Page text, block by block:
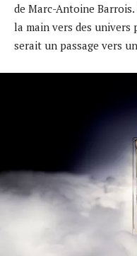
de Marc-Antoine
la main vers des univers
serait un passage vers